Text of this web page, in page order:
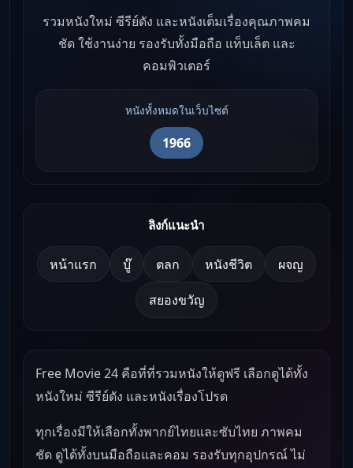
รวมหนังใหม่ ซีรีย์ดัง และหนังเต็มเรื่องคุณภาพคม
ชัด ใช้งานง่าย รองรับทั้งมือถือ แท็บเล็ต และ
คอมพิวเตอร์
หนังทั้งหมดในเว็บไซต์
1966
ลิงก์แนะนำ
หน้าแรก บู๊ ตลก หนังชีวิต ผจญ
สยองขวัญ
Free Movie 24 คือที่ที่รวมหนังให้ดูฟรี เลือกดูได้ทั้ง
หนังใหม่ ซีรีย์ดัง และหนังเรื่องโปรด
ทุกเรื่องมีให้เลือกทั้งพากย์ไทยและซับไทย ภาพคม
ชัด ดูได้ทั้งบนมือถือและคอม รองรับทุกอุปกรณ์ ไม่